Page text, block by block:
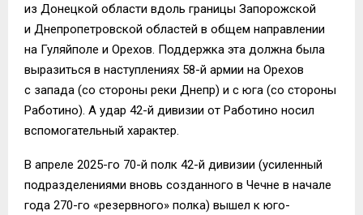
из Донецкой области вдоль границы Запорожской
и Днепропетровской областей в общем направлении
на Гуляйполе и Орехов. Поддержка эта должна была
выразиться в наступлениях 58-й армии на Орехов
с запада (со стороны реки Днепр) и с юга (со стороны
Работино). А удар 42-й дивизии от Работино носил
вспомогательный характер.
В апреле 2025-го 70-й полк 42-й дивизии (усиленный
подразделениями вновь созданного в Чечне в начале
года 270-го «резервного» полка) вышел к юго-